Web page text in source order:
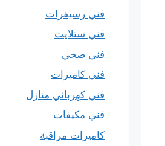
فني رسيفرات
فني ستلايت
فني صحي
فني كاميرات
فني كهربائي منازل
فني مكيفات
كاميرات مراقبة